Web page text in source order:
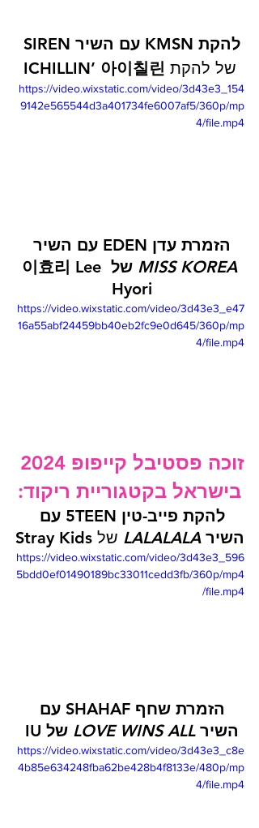
להקת KMSN עם השיר SIREN
של להקת 아이칠린
https://video.wixstatic.com/video/3d43e3_154
9142e565544d3a401734fe6007af5/360p/mp
4/file.mp4
הזמרת עדן EDEN עם השיר
MISS KOREA של 이효리 Lee
Hyori
https://video.wixstatic.com/video/3d43e3_e47
16a55abf24459bb40eb2fc9e0d645/360p/mp
4/file.mp4
בישראל בקטגוריית ריקוד:
להקת פייב-טין 5TEEN עם
השיר LALALALA של Stray Kids
https://video.wixstatic.com/video/3d43e3_596
5bdd0ef01490189bc33011cedd3fb/360p/mp4
/file.mp4
הזמרת שחף SHAHAF עם
השיר LOVE WINS ALL של IU
https://video.wixstatic.com/video/3d43e3_c8e
4b85e634248fba62be428b4f8133e/480p/mp
4/file.mp4